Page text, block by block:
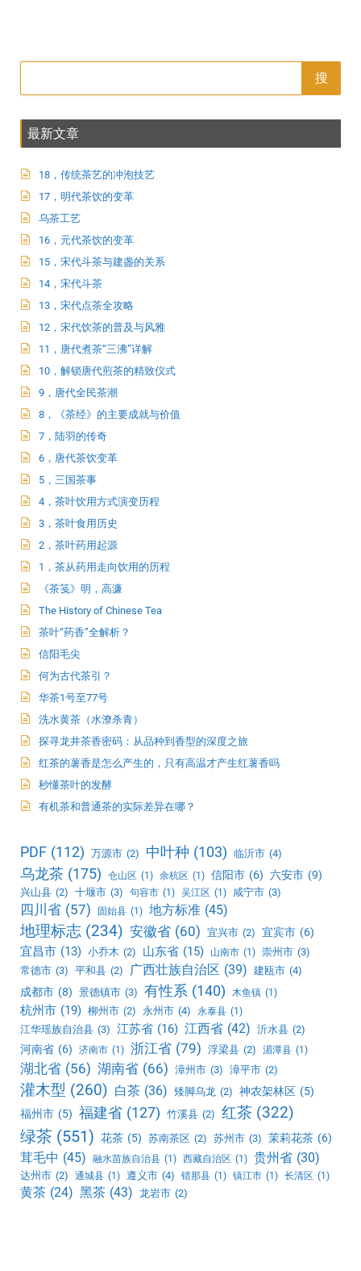
搜
最新文章
18，传统茶艺的冲泡技艺
17，明代茶饮的变革
乌茶工艺
16，元代茶饮的变革
15，宋代斗茶与建盏的关系
14，宋代斗茶
13，宋代点茶全攻略
12，宋代饮茶的普及与风雅
11，唐代煮茶“三沸”详解
10，解锁唐代煎茶的精致仪式
9，唐代全民茶潮
8，《茶经》的主要成就与价值
7，陆羽的传奇
6，唐代茶饮变革
5，三国茶事
4，茶叶饮用方式演变历程
3，茶叶食用历史
2，茶叶药用起源
1，茶从药用走向饮用的历程
《茶笺》明，高濂
The History of Chinese Tea
茶叶“药香”全解析？
信阳毛尖
何为古代茶引？
华茶1号至77号
洗水黄茶（水潦杀青）
探寻龙井茶香密码：从品种到香型的深度之旅
红茶的薯香是怎么产生的，只有高温才产生红薯香吗
秒懂茶叶的发酵
有机茶和普通茶的实际差异在哪？
PDF (112) 万源市 (2) 中叶种 (103) 临沂市 (4)
乌龙茶 (175) 仓山区 (1) 余杭区 (1) 信阳市 (6) 六安市 (9)
兴山县 (2) 十堰市 (3) 句容市 (1) 吴江区 (1) 咸宁市 (3)
四川省 (57) 固始县 (1) 地方标准 (45)
地理标志 (234) 安徽省 (60) 宜兴市 (2) 宜宾市 (6)
宜昌市 (13) 小乔木 (2) 山东省 (15) 山南市 (1) 崇州市 (3)
常德市 (3) 平和县 (2) 广西壮族自治区 (39) 建瓯市 (4)
成都市 (8) 景德镇市 (3) 有性系 (140) 木鱼镇 (1)
杭州市 (19) 柳州市 (2) 永州市 (4) 永泰县 (1)
江华瑶族自治县 (3) 江苏省 (16) 江西省 (42) 沂水县 (2)
河南省 (6) 济南市 (1) 浙江省 (79) 浮梁县 (2) 湄潭县 (1)
湖北省 (56) 湖南省 (66) 漳州市 (3) 漳平市 (2)
灌木型 (260) 白茶 (36) 矮脚乌龙 (2) 神农架林区 (5)
福州市 (5) 福建省 (127) 竹溪县 (2) 红茶 (322)
绿茶 (551) 花茶 (5) 苏南茶区 (2) 苏州市 (3) 茉莉花茶 (6)
茸毛中 (45) 融水苗族自治县 (1) 西藏自治区 (1) 贵州省 (30)
达州市 (2) 通城县 (1) 遵义市 (4) 错那县 (1) 镇江市 (1) 长清区 (1)
黄茶 (24) 黑茶 (43) 龙岩市 (2)